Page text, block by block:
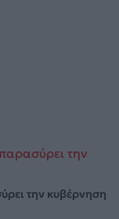
την κυβέρνηση